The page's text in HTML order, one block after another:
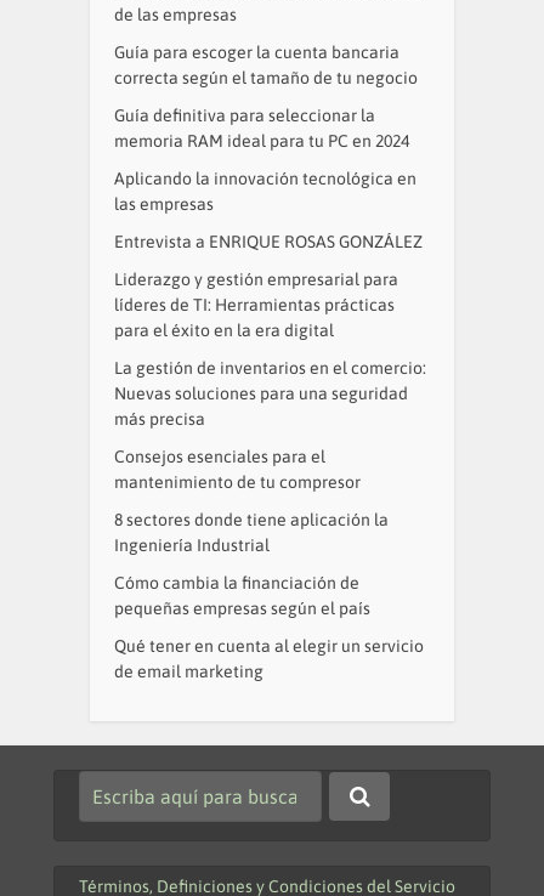
de las empresas
Guía para escoger la cuenta bancaria
correcta según el tamaño de tu negocio
Guía definitiva para seleccionar la
memoria RAM ideal para tu PC en 2024
Aplicando la innovación tecnológica en
las empresas
Entrevista a ENRIQUE ROSAS GONZÁLEZ
Liderazgo y gestión empresarial para
líderes de TI: Herramientas prácticas
para el éxito en la era digital
La gestión de inventarios en el comercio:
Nuevas soluciones para una seguridad
más precisa
Consejos esenciales para el
mantenimiento de tu compresor
8 sectores donde tiene aplicación la
Ingeniería Industrial
Cómo cambia la financiación de
pequeñas empresas según el país
Qué tener en cuenta al elegir un servicio
de email marketing
Términos, Definiciones y Condiciones del Servicio